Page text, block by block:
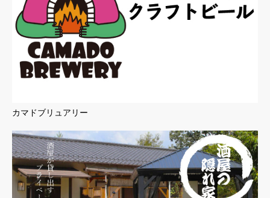
カマドブリュアリー